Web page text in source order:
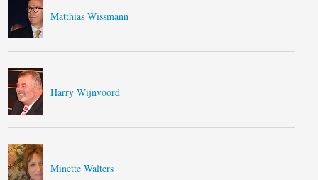
Matthias Wissmann
Harry Wijnvoord
Minette Walters